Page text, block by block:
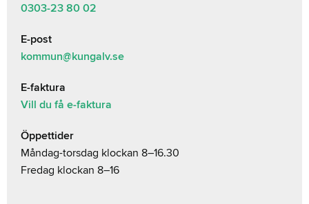
0303-23 80 02
E-post
kommun@kungalv.se
E-faktura
Vill du få e-faktura
Öppettider
Måndag-torsdag klockan 8–16.30
Fredag klockan 8–16